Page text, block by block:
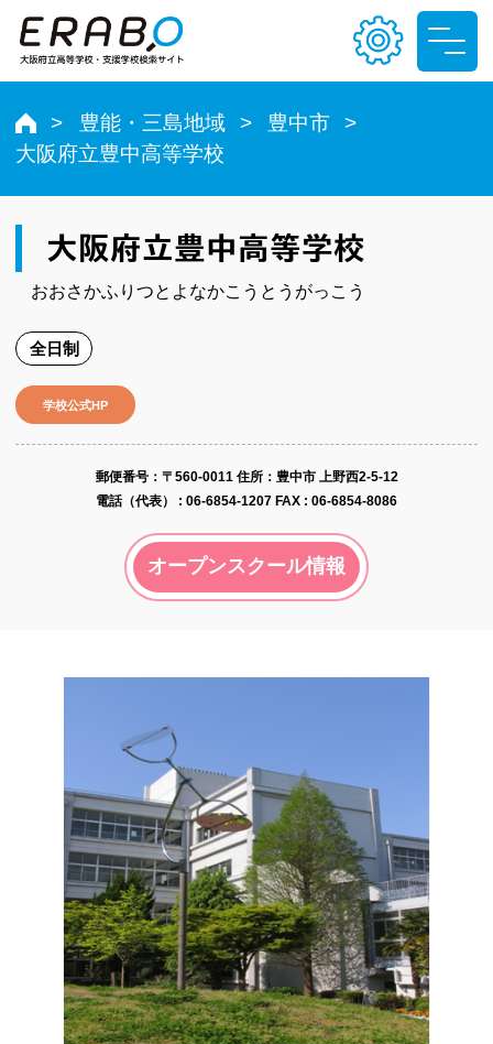
文字サイズ
豊能・三島地域
豊中市
大阪府立豊中高等学校
大阪府立豊中高等学校
おおさかふりつとよなかこうとうがっこう
全日制
学校公式HP
郵便番号​：〒560-0011 住所：豊中市 上野西2-5-12
電話（代表） : 06-6854-1207 FAX : 06-6854-8086
オープンスクール情報